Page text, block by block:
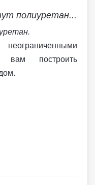
вам построить